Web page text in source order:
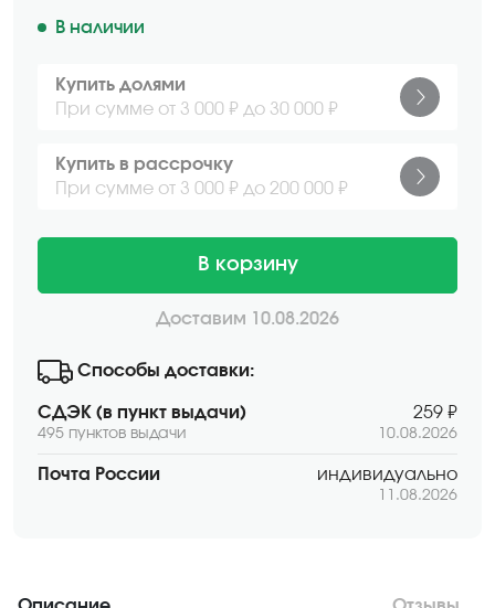
В наличии
Купить долями
При сумме от 3 000 ₽ до 30 000 ₽
Купить в рассрочку
При сумме от 3 000 ₽ до 200 000 ₽
В корзину
Доставим 10.08.2026
Способы доставки:
СДЭК (в пункт выдачи)
495 пунктов выдачи
259 ₽
10.08.2026
Почта России индивидуально
11.08.2026